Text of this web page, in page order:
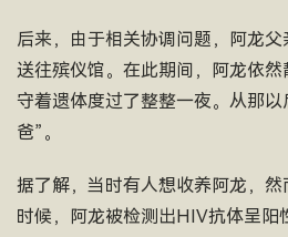
后来，由于相关协调问题，阿龙
送往殡仪馆。在此期间，阿龙依然
守着遗体度过了整整一夜。从那
爸”。
据了解，当时有人想收养阿龙，
时候，阿龙被检测出HIV抗体呈阳